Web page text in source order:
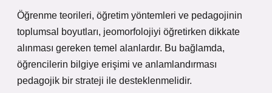
Öğrenme teorileri, öğretim yöntemleri ve pedagojinin
toplumsal boyutları, jeomorfolojiyi öğretirken dikkate
alınması gereken temel alanlardır. Bu bağlamda,
öğrencilerin bilgiye erişimi ve anlamlandırması
pedagojik bir strateji ile desteklenmelidir.